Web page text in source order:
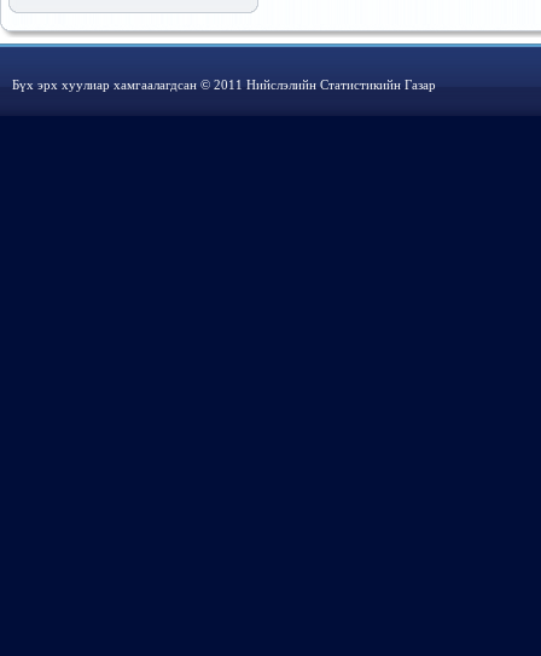
Бүх эрх хуулиар хамгаалагдсан © 2011 Нийслэлийн Статистикийн Газар